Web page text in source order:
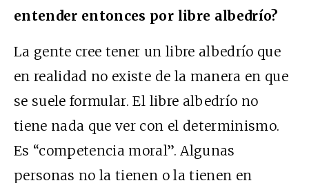
entender entonces por libre albedrío?
La gente cree tener un libre albedrío que
en realidad no existe de la manera en que
se suele formular. El libre albedrío no
tiene nada que ver con el determinismo.
Es “competencia moral”. Algunas
personas no la tienen o la tienen en